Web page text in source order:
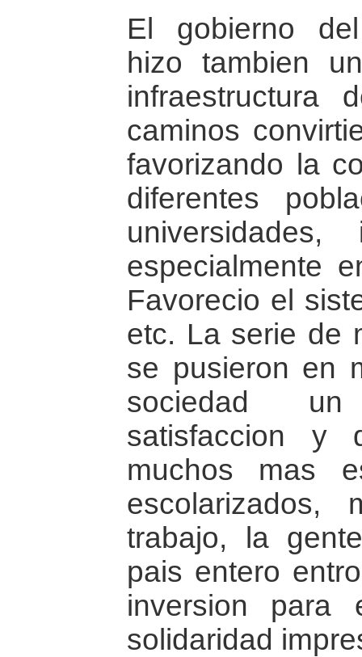
El gobierno
hizo tambien
infraestructura
caminos
favorizando la
diferentes
universidades,
especialmente
Favorecio el
etc. La serie de
se pusieron en
sociedad
satisfaccion y
muchos mas
escolarizados,
trabajo, la
pais entero
inversion para
solidaridad